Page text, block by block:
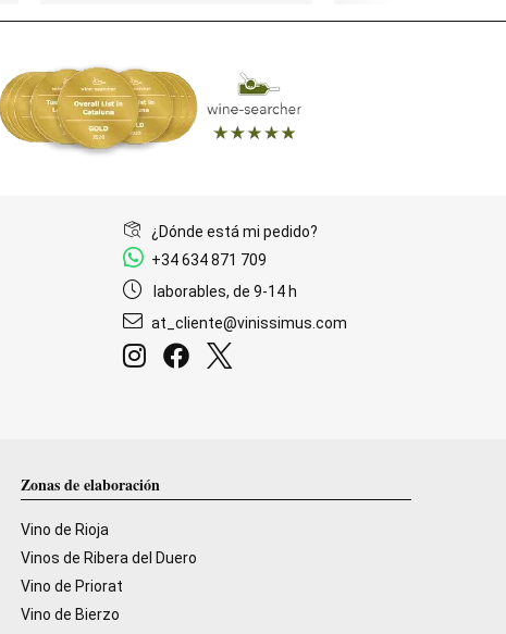
¿Dónde está mi pedido?
+34 634 871 709
laborables, de 9-14 h
at_cliente@vinissimus.com
Zonas de elaboración
Vino de Rioja
Vinos de Ribera del Duero
Vino de Priorat
Vino de Bierzo